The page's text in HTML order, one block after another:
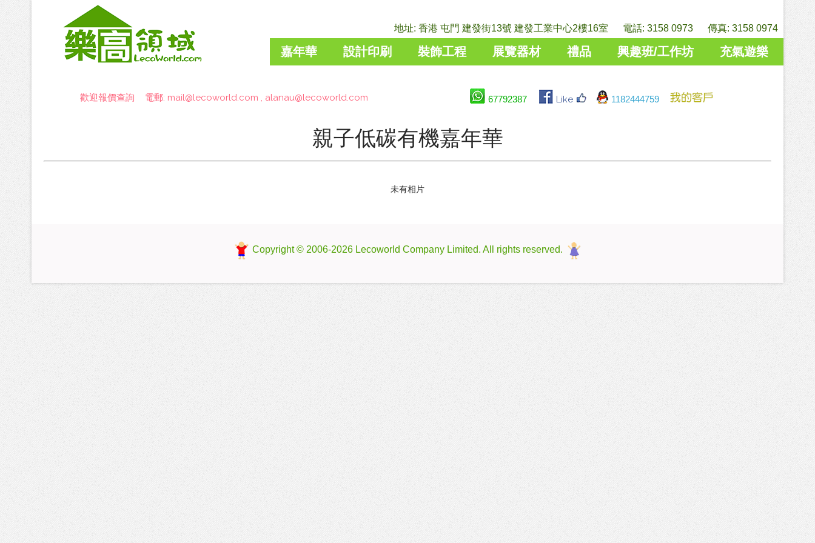
地址: 香港 屯門 建發街13號 建發工業中心2樓16室 電話: 3158 0973 傳真: 3158 0974
嘉年華 設計印刷 裝飾工程 展覽器材 禮品 興趣班/工作坊 充氣遊樂
歡迎報價查詢 電郵: mail@lecoworld.com , alanau@lecoworld.com 67792387 Like 1182444759
親子低碳有機嘉年華
未有相片
Copyright © 2006-2026 Lecoworld Company Limited. All rights reserved.